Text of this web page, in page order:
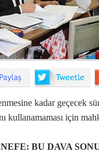
kadar geçecek
kullanamaması için
BU DAVA